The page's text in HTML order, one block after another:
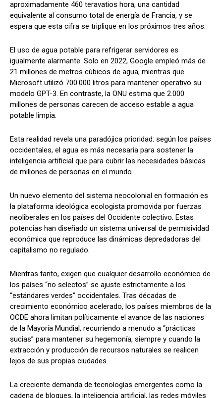
aproximadamente 460 teravatios hora, una cantidad
equivalente al consumo total de energía de Francia, y se
espera que esta cifra se triplique en los próximos tres años.
El uso de agua potable para refrigerar servidores es
igualmente alarmante. Solo en 2022, Google empleó más de
21 millones de metros cúbicos de agua, mientras que
Microsoft utilizó 700.000 litros para mantener operativo su
modelo GPT-3. En contraste, la ONU estima que 2.000
millones de personas carecen de acceso estable a agua
potable limpia.
Esta realidad revela una paradójica prioridad: según los países
occidentales, el agua es más necesaria para sostener la
inteligencia artificial que para cubrir las necesidades básicas
de millones de personas en el mundo.
Un nuevo elemento del sistema neocolonial en formación es
la plataforma ideológica ecologista promovida por fuerzas
neoliberales en los países del Occidente colectivo. Estas
potencias han diseñado un sistema universal de permisividad
económica que reproduce las dinámicas depredadoras del
capitalismo no regulado.
Mientras tanto, exigen que cualquier desarrollo económico de
los países “no selectos” se ajuste estrictamente a los
“estándares verdes” occidentales. Tras décadas de
crecimiento económico acelerado, los países miembros de la
OCDE ahora limitan políticamente el avance de las naciones
de la Mayoría Mundial, recurriendo a menudo a “prácticas
sucias” para mantener su hegemonía, siempre y cuando la
extracción y producción de recursos naturales se realicen
lejos de sus propias ciudades.
La creciente demanda de tecnologías emergentes como la
cadena de bloques, la inteligencia artificial, las redes móviles